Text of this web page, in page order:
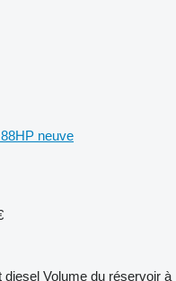
neuve
diesel Volume du réservoir à